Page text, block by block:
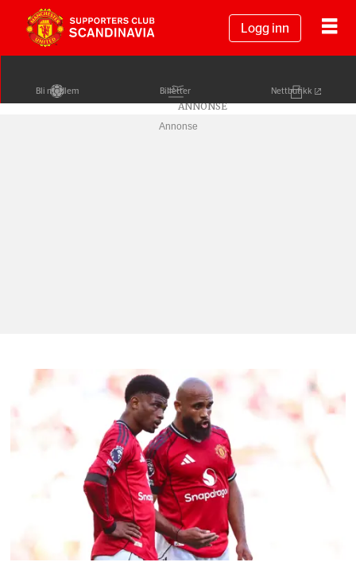
Logg inn
Bli medlem Billetter Nettbutikk
Annonse